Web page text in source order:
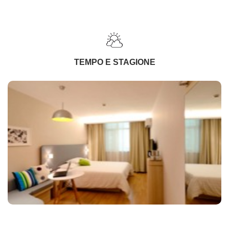
TEMPO E STAGIONE